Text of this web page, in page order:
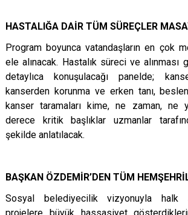
HASTALIĞA DAİR TÜM SÜREÇLER
Program boyunca vatandaşların en çok
ele alınacak. Hastalık süreci ve alınması
detaylıca konuşulacağı panelde;
kanserden korunma ve erken tanı,
kanser taramaları kime, ne zaman, ne
derece kritik başlıklar uzmanlar
şekilde anlatılacak.
BAŞKAN ÖZDEMİR’DEN TÜM
Sosyal belediyecilik vizyonuyla halk